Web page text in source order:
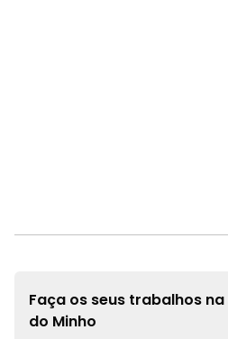
Faça os seus trabalhos na
do Minho